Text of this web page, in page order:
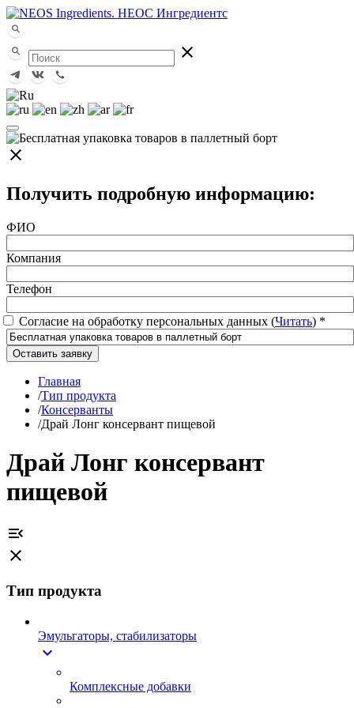
close
close
Получить подробную информацию:
ФИО
Компания
Телефон
Согласие на обработку персональных данных (Читать) *
Оставить заявку
Главная
/Тип продукта
/Консерванты
/Драй Лонг консервант пищевой
Драй Лонг консервант
пищевой
menu_open
close
Тип продукта
Эмульгаторы, стабилизаторы
expand_more
Комплексные добавки